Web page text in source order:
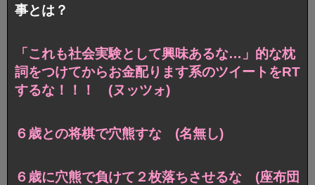
事とは？
「これも社会実験として興味あるな…」的な枕
詞をつけてからお金配ります系のツイートをRT
するな！！！ (ヌッツォ)
６歳との将棋で穴熊すな (名無し)
６歳に穴熊で負けて２枚落ちさせるな (座布団